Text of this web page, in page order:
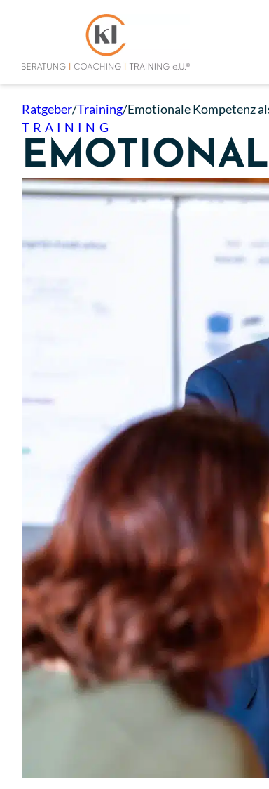
Ratgeber/Training/Emotionale Kompetenz
TRAINING